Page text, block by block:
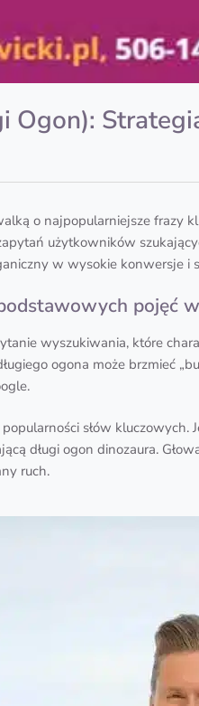
Ogon):
o najpopularniejsze frazy
użytkowników
w wysokie konwersje
pojęć
wyszukiwania, które
ogona może brzmieć
słów
długi ogon dinozaura.
ruch.